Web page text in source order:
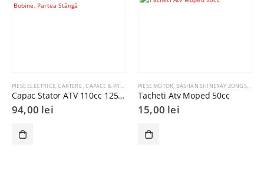
PIESE ELECTRICE,CARTERE , CAPACE & PREZOANE MOTOR ,BASHAN SHINERAY ZONGSHEN
Capac Stator ATV 110cc 125cc – 6 Bobine, Partea Stângă
94,00 lei
PIESE MOTOR, BASHAN SHINERAY ZONGSHEN LONCIN
Tacheti Atv Moped 50cc
15,00 lei